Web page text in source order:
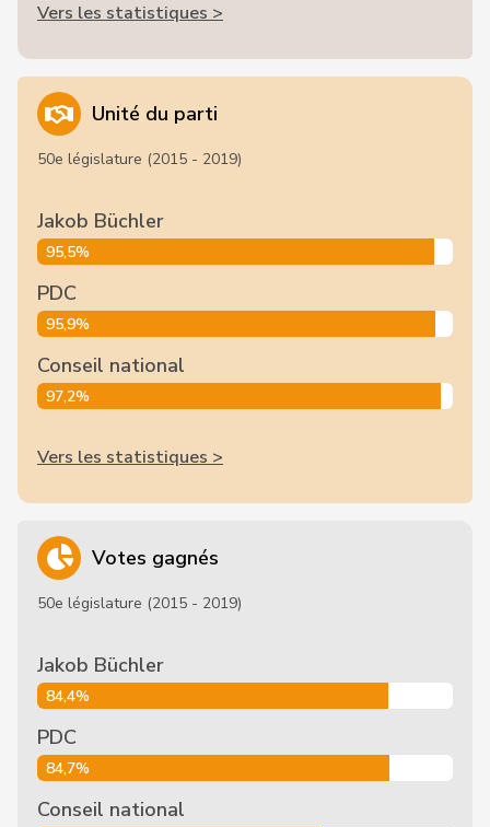
Vers les statistiques >
Unité du parti
50e législature (2015 - 2019)
Jakob Büchler
95,5%
PDC
95,9%
Conseil national
97,2%
Vers les statistiques >
Votes gagnés
50e législature (2015 - 2019)
Jakob Büchler
84,4%
PDC
84,7%
Conseil national